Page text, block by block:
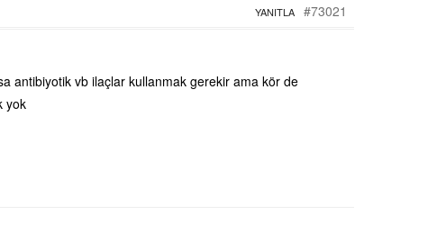
#73021
YANITLA
antibiyotik vb ilaçlar kullanmak gerekir ama kör de
yok